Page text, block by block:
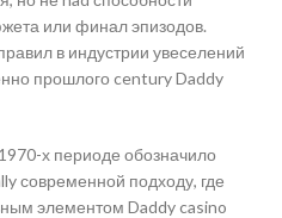
или финал эпизодов.
в индустрии увеселений
прошлого century Daddy
х периоде обозначило
современной подходу, где
элементом Daddy casino